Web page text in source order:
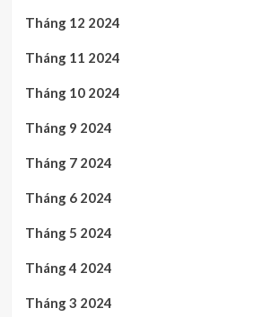
Tháng 12 2024
Tháng 11 2024
Tháng 10 2024
Tháng 9 2024
Tháng 7 2024
Tháng 6 2024
Tháng 5 2024
Tháng 4 2024
Tháng 3 2024